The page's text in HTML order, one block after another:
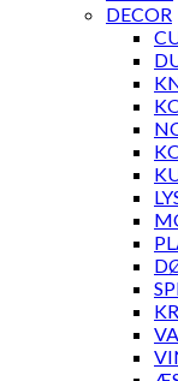
DECOR